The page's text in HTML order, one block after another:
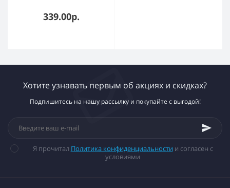
339.00р.
Хотите узнавать первым об акциях и скидках?
Подпишитесь на нашу рассылку и покупайте с выгодой!
Я прочитал Политика конфиденциальности и согласен с
условиями